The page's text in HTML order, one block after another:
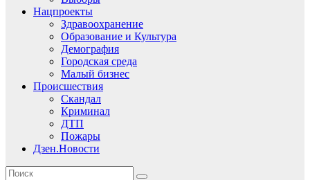
Нацпроекты
Здравоохранение
Образование и Культура
Демография
Городская среда
Малый бизнес
Происшествия
Скандал
Криминал
ДТП
Пожары
Дзен.Новости